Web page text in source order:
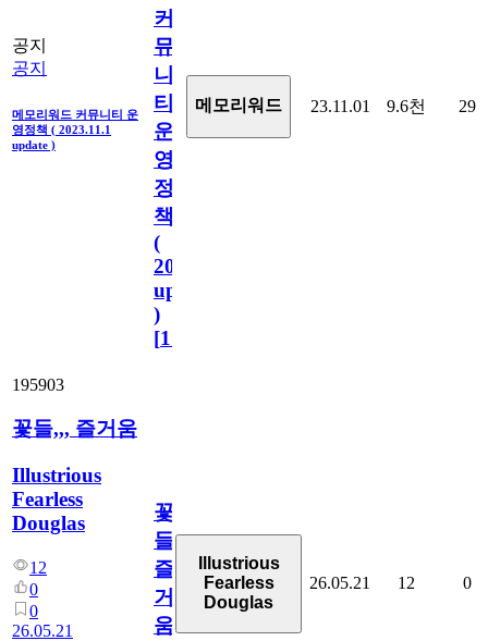
공지
공지
메모리워드 커뮤니티 운
영정책 ( 2023.11.1
update )
커
뮤
니
티
운
영
정
책
(
2023.11.1
update
)
[110
메모리워드 23.11.01 9.6천 29
195903
꽃들,,, 즐거움
Illustrious
Fearless
Douglas
12
0
0
26.05.21
꽃
들,,,
즐
거
움
Illustrious
Fearless
Douglas
26.05.21 12 0